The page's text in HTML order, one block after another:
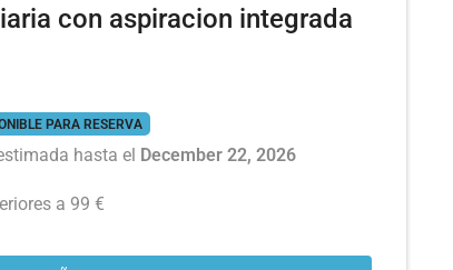
con aspiracion integrada
PARA RESERVA
hasta el December 22, 2026
a 99 €